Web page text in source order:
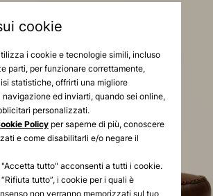
cookie
i cookie e tecnologie simili, incluso
parti, per funzionare correttamente,
statistiche, offrirti una migliore
navigazione ed inviarti, quando sei online,
personalizzati.
Policyper saperne di più, conoscere
e come disabilitarli e/o negare il
tutto" acconsenti a tutti i cookie.
tutto”, i cookie per i quali è
non verranno memorizzati sul tuo